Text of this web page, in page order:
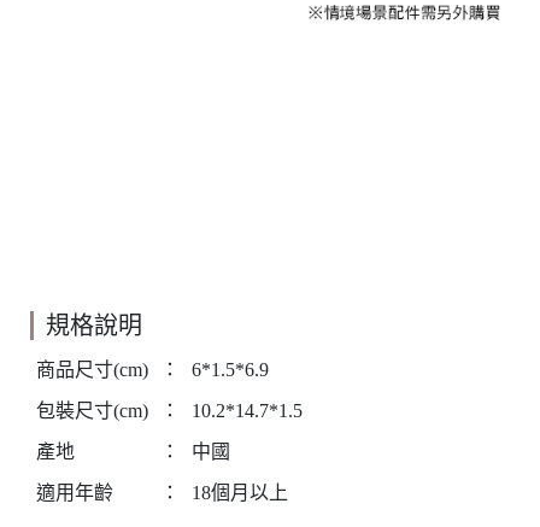
規格說明
商品尺寸(cm) ：
6*1.5*6.9
包裝尺寸(cm)
：
10.2*14.7*1.5
產地
：
中國
適用年齡
： 18個月以上